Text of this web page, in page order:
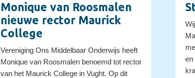
Monique van Roosmalen
nieuwe rector Maurick
College
Vereniging Ons Middelbaar Onderwijs heeft
Monique van Roosmalen benoemd tot rector
van het Maurick College in Vught. Op dit
en